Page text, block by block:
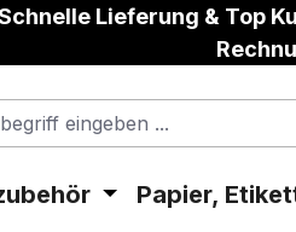
Lieferung & Top
Papier,